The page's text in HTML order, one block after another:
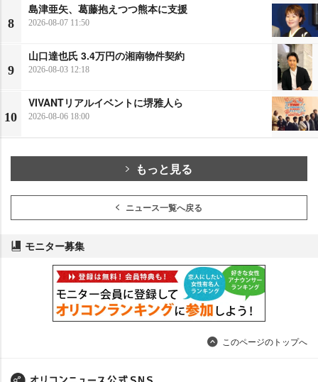
8
島津亜矢、葛藤抱えつつ熊本に支援
2026-08-07 11:50
9
山口達也氏 3.4万円の湘南物件契約
2026-08-03 12:18
10
VIVANTリアルイベントに堺雅人ら
2026-08-06 18:00
もっと見る
ニュース一覧へ戻る
モニター募集
このページのトップへ